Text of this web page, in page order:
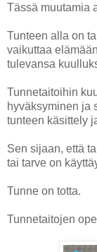
Tässä muutamia
Tunteen alla on
vaikuttaa
tulevansa
Tunnetaitoihin
hyväksyminen ja
tunteen käsittely
Sen sijaan, että
tai tarve on
Tunne on totta.
Tunnetaitojen